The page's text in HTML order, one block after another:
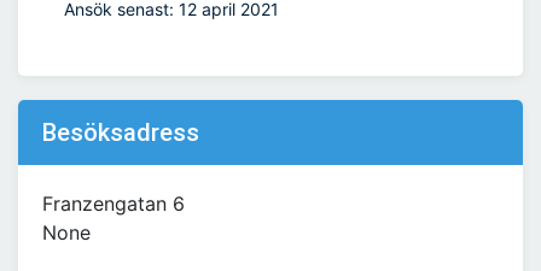
Ansök senast: 12 april 2021
Besöksadress
Franzengatan 6
None